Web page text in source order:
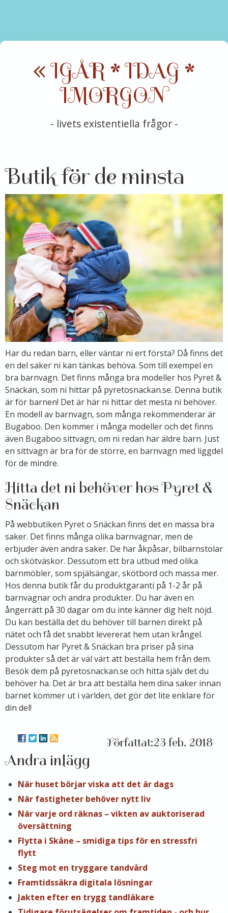
« IGÅR * IDAG *
IMORGON
- livets existentiella frågor -
Butik för de minsta
Har du redan barn, eller väntar ni ert första? Då finns det
en del saker ni kan tänkas behöva. Som till exempel en
bra barnvagn. Det finns många bra modeller hos Pyret &
Snäckan, som ni hittar på pyretosnackan.se. Denna butik
är för barnen! Det är här ni hittar det mesta ni behöver.
En modell av barnvagn, som många rekommenderar är
Bugaboo. Den kommer i många modeller och det finns
även Bugaboo sittvagn, om ni redan har äldre barn. Just
en sittvagn är bra för de större, en barnvagn med liggdel
för de mindre.
Hitta det ni behöver hos Pyret &
Snäckan
På webbutiken Pyret o Snäckan finns det en massa bra
saker. Det finns många olika barnvagnar, men de
erbjuder även andra saker. De har åkpåsar, bilbarnstolar
och skötväskor. Dessutom ett bra utbud med olika
barnmöbler, som spjälsängar, skötbord och massa mer.
Hos denna butik får du produktgaranti på 1-2 år på
barnvagnar och andra produkter. Du har även en
ångerrätt på 30 dagar om du inte känner dig helt nöjd.
Du kan beställa det du behöver till barnen direkt på
nätet och få det snabbt levererat hem utan krångel.
Dessutom har Pyret & Snäckan bra priser på sina
produkter så det är väl värt att beställa hem från dem.
Besök dem på pyretosnackan.se och hitta själv det du
behöver ha. Det är bra att beställa hem dina saker innan
barnet kommer ut i världen, det gör det lite enklare för
din del!
23 feb. 2018
Andra inlägg
När huset börjar viska att det är dags
När fastigheter behöver nytt liv
När varje ord räknas – vikten av auktoriserad
översättning
Flytta i Skåne – smidiga tips för en stressfri
flytt
Steg mot en tryggare tandvård
Framtidssäkra digitala lösningar
Jakten efter en trygg tandläkare